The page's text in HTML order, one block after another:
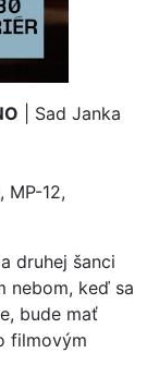
| Sad Janka
MP-12,
druhej šanci
nebom, keď sa
bude mať
filmovým